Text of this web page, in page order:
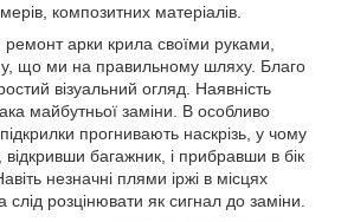
композитних матеріалів.
арки крила своїми руками,
що ми на правильному шляху. Благо
візуальний огляд. Наявність
майбутньої заміни. В особливо
прогнивають наскрізь, у чому
багажник, і прибравши в бік
незначні плями іржі в місцях
розцінювати як сигнал до заміни.